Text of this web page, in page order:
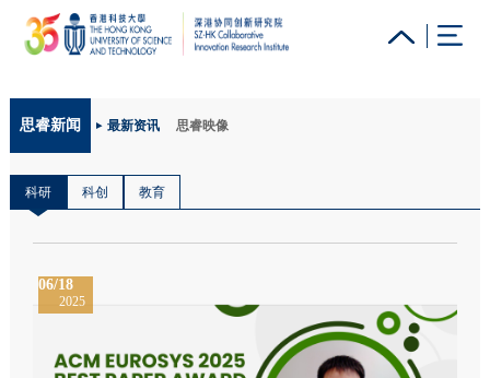
更多科大概览
科大新闻 学术部门索引
校园地图及指南 工作@科大
思睿新闻 最新资讯 思睿映像
科研 科创 教育
06/18
2025